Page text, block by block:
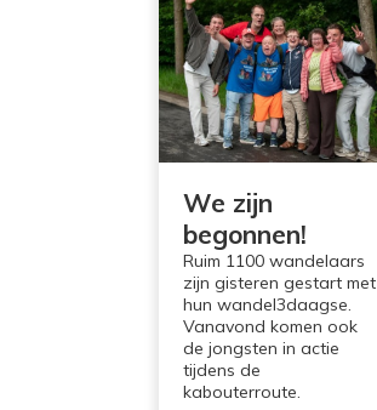
We zijn
begonnen!
Ruim 1100 wandelaars
zijn gisteren gestart met
hun wandel3daagse.
Vanavond komen ook
de jongsten in actie
tijdens de
kabouterroute.